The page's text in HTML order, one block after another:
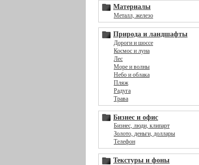
Материалы
Металл, железо
Природа и ландшафты
Дороги и шоссе
Космос и луна
Лес
Море и волны
Небо и облака
Пляж
Радуга
Трава
Бизнес и офис
Бизнес, люди, клипарт
Золото, деньги, доллары
Телефон
Текстуры и фоны